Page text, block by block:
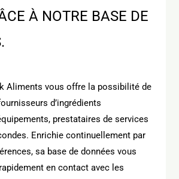
À NOTRE BASE DE
Aliments vous offre la possibilité de
d’ingrédients
prestataires de services
Enrichie continuellement par
sa base de données vous
en contact avec les